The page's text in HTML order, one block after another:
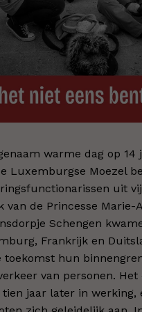
warme dag op 14
Luxemburgse Moezel
uit
van de Princesse Marie-
Schengen
Frankrijk en
toekomst hun
van personen. Het
jaar later in werking,